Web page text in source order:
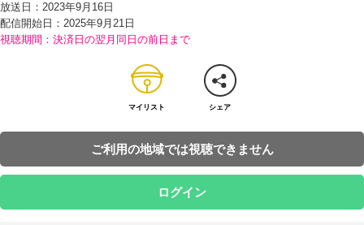
てしまう。いたがるのび太に、こわれたらどうするんだ！とキレるスネ夫。
さらに、そこにやってきたジャイアンに、「スネ夫の敵（てき）はオレの敵
だ！」と言われ、なぐられてしまう。
アンたちに、のび太にあやまるよう言い放つと、あやまるまで動かないとす
わりこむ。感動したのび太もすわりこむが、その直後、ドラえもんがつけて
いたバッジが光り出したのと同時にドラえもんがどこかへ行ってしまった！
ていたのは、『なかまバッジ』というひみつ道具で、同じ種類のバッジをつ
けていると、相手がこまっているときに助けに行かなくてはならないと聞い
たのび太は…!?
放送日：2023年9月16日
配信開始日： 2025年9月21日
視聴期間：決済日の翌月同日の前日まで
マイリスト シェア
ご利用の地域では視聴できません
ログイン